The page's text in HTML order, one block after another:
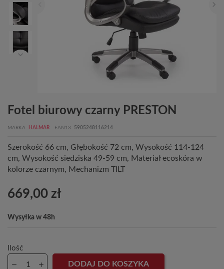
Fotel biurowy czarny PRESTON
MARKA HALMAR EAN13 5905248116214
Szerokość 66 cm, Głębokość 72 cm, Wysokość 114-124
cm, Wysokość siedziska 49-59 cm, Materiał ecoskóra w
kolorze czarnym, Mechanizm TILT
669,00 zł
Wysyłka w 48h
Ilość
DODAJ DO KOSZYKA